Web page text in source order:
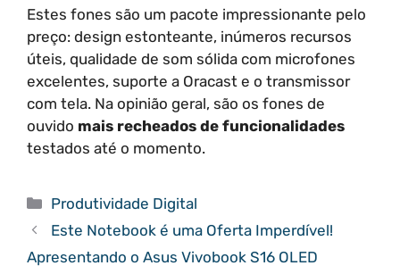
Estes fones são um pacote impressionante pelo
preço: design estonteante, inúmeros recursos
úteis, qualidade de som sólida com microfones
excelentes, suporte a Oracast e o transmissor
com tela. Na opinião geral, são os fones de
ouvido mais recheados de funcionalidades
testados até o momento.
Categorias
Produtividade Digital
Este Notebook é uma Oferta Imperdível!
Apresentando o Asus Vivobook S16 OLED